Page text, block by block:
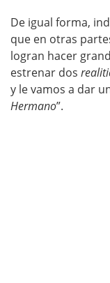
De igual forma,
que en otras
logran hacer
estrenar dos
y le vamos a dar
Hermano”.